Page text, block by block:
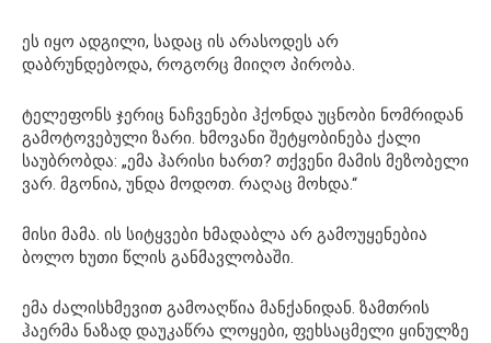
ეს იყო ადგილი, სადაც ის არასოდეს არ
დაბრუნდებოდა, როგორც მიიღო პირობა.
ტელეფონს ჯერიც ნაჩვენები ჰქონდა უცნობი ნომრიდან
გამოტოვებული ზარი. ხმოვანი შეტყობინება ქალი
საუბრობდა: „ემა ჰარისი ხართ? თქვენი მამის მეზობელი
ვარ. მგონია, უნდა მოდოთ. რაღაც მოხდა.“
მისი მამა. ის სიტყვები ხმადაბლა არ გამოუყენებია
ბოლო ხუთი წლის განმავლობაში.
ემა ძალისხმევით გამოაღწია მანქანიდან. ზამთრის
ჰაერმა ნაზად დაუკაწრა ლოყები, ფეხსაცმელი ყინულზე